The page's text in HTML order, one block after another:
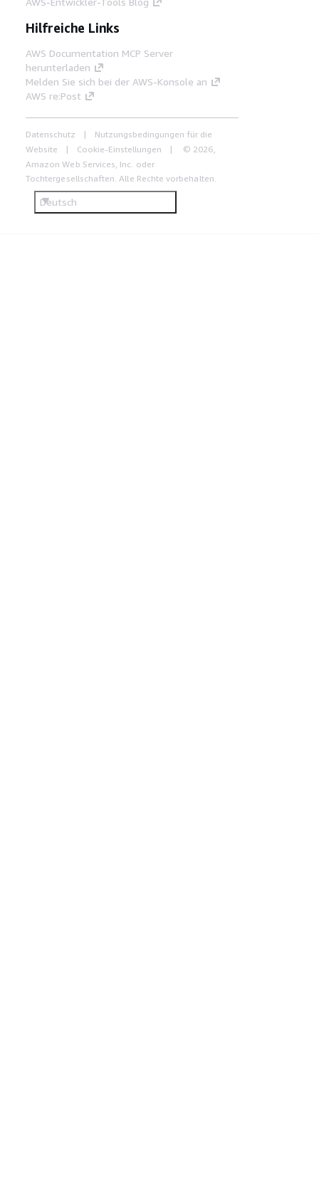
Hilfreiche Links
AWS Documentation MCP Server
herunterladen
Melden Sie sich bei der AWS-Konsole an
AWS re:Post
Datenschutz
Nutzungsbedingungen für die
Website
Cookie-Einstellungen
© 2026,
Amazon Web Services, Inc. oder
Tochtergesellschaften. Alle Rechte vorbehalten.
Deutsch